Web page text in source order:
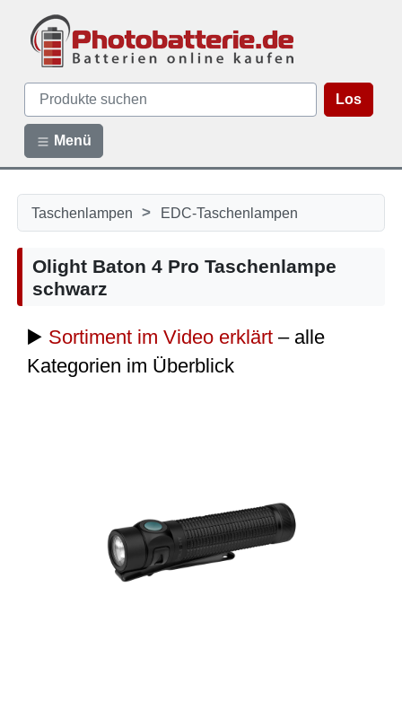
Los
Menü
Taschenlampen > EDC-Taschenlampen
Olight Baton 4 Pro Taschenlampe
schwarz
▶️ Sortiment im Video erklärt – alle
Kategorien im Überblick